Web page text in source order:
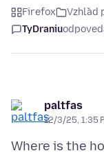
Firefox Vzhľad
TyDraniu
paltfas
12/3/25, 1:35